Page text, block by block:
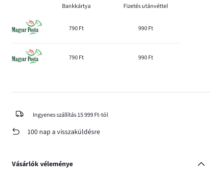
Bankkártya Fizetés utánvéttel
790 Ft 990 Ft
790 Ft 990 Ft
Ingyenes szállítás 15 999 Ft-tól
100 nap a visszaküldésre
Vásárlók véleménye